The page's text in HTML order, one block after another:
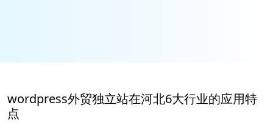
wordpress外贸独立站在河北6大行业的应用特
点